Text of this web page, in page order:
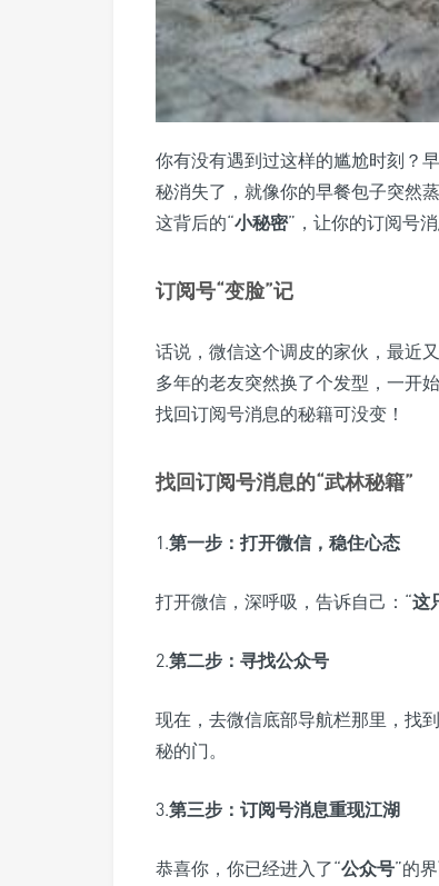
你有没有遇到过这样的尴尬时刻？
秘消失了，就像你的早餐包子突然
这背后的“小秘密”，让你的订阅号
订阅号“变脸”记
话说，微信这个调皮的家伙，最近
多年的老友突然换了个发型，一开
找回订阅号消息的秘籍可没变！
找回订阅号消息的“武林秘籍”
1.第一步：打开微信，稳住心态
打开微信，深呼吸，告诉自己：“这
2.第二步：寻找公众号
现在，去微信底部导航栏那里，找
秘的门。
3.第三步：订阅号消息重现江湖
恭喜你，你已经进入了“公众号”的